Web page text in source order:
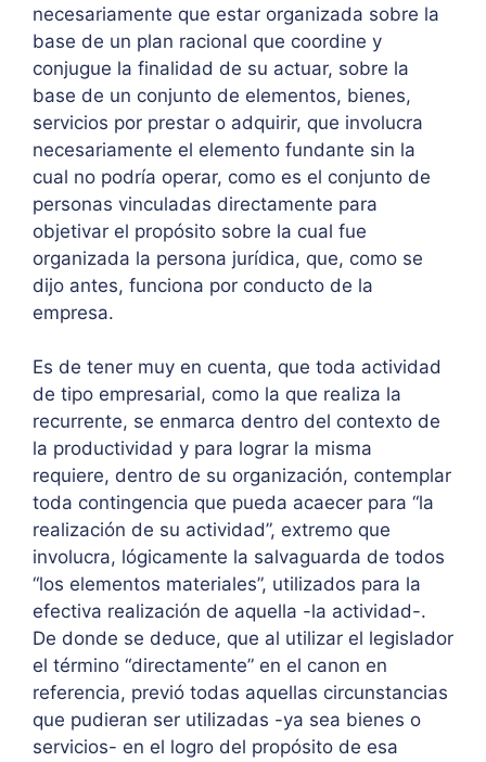
necesariamente que estar organizada sobre la
base de un plan racional que coordine y
conjugue la finalidad de su actuar, sobre la
base de un conjunto de elementos, bienes,
servicios por prestar o adquirir, que involucra
necesariamente el elemento fundante sin la
cual no podría operar, como es el conjunto de
personas vinculadas directamente para
objetivar el propósito sobre la cual fue
organizada la persona jurídica, que, como se
dijo antes, funciona por conducto de la
empresa.
Es de tener muy en cuenta, que toda actividad
de tipo empresarial, como la que realiza la
recurrente, se enmarca dentro del contexto de
la productividad y para lograr la misma
requiere, dentro de su organización, contemplar
toda contingencia que pueda acaecer para “la
realización de su actividad”, extremo que
involucra, lógicamente la salvaguarda de todos
“los elementos materiales”, utilizados para la
efectiva realización de aquella -la actividad-.
De donde se deduce, que al utilizar el legislador
el término “directamente” en el canon en
referencia, previó todas aquellas circunstancias
que pudieran ser utilizadas -ya sea bienes o
servicios- en el logro del propósito de esa